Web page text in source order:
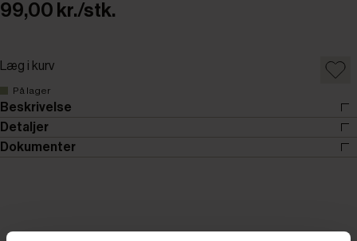
99,00 kr./stk.
Læg i kurv
På lager
Beskrivelse
Detaljer
Dokumenter